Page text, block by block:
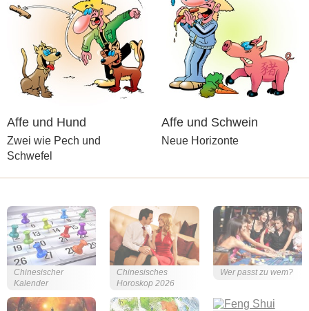
Affe und Hund
Zwei wie Pech und
Schwefel
Affe und Schwein
Neue Horizonte
Chinesischer
Kalender
Chinesisches
Horoskop 2026
Wer passt zu wem?